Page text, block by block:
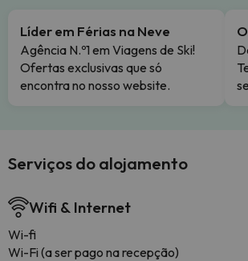
Líder em Férias na Neve
Agência N.º1 em Viagens de Ski!
Ofertas exclusivas que só
encontra no nosso website.
Serviços do alojamento
Wifi & Internet
Wi-fi
Wi-Fi (a ser pago na recepção)